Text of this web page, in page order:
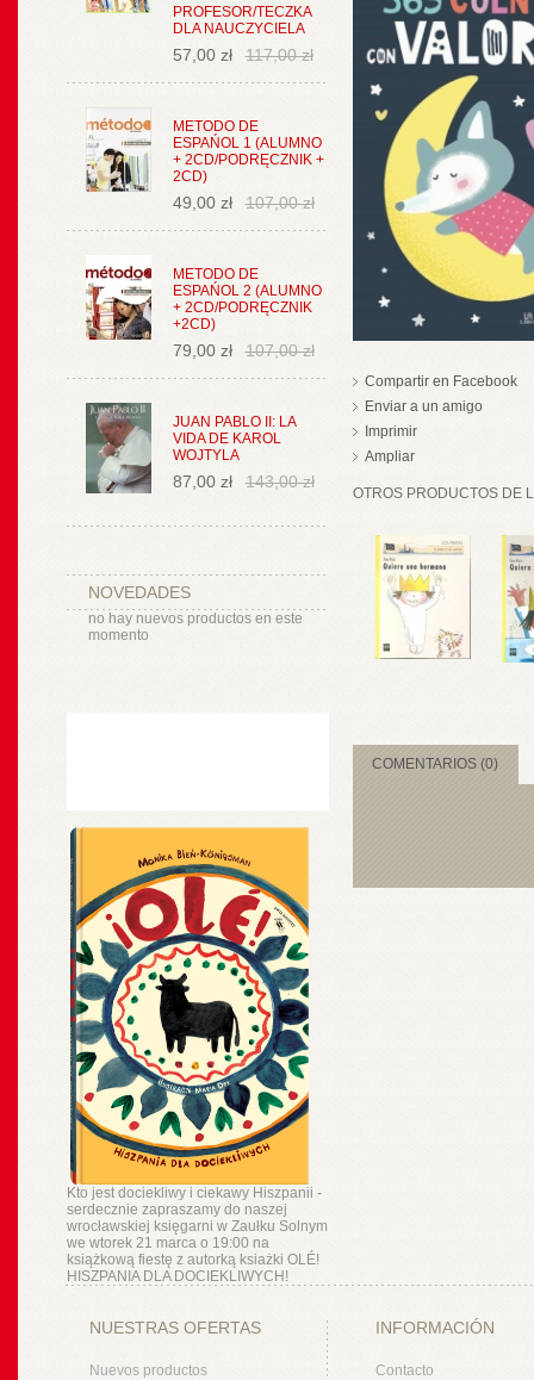
PROFESOR/TECZKA
DLA NAUCZYCIELA
57,00 zł 117,00 zł
METODO DE
ESPAŃOL 1 (ALUMNO
+ 2CD/PODRĘCZNIK +
2CD)
49,00 zł 107,00 zł
METODO DE
ESPAŃOL 2 (ALUMNO
+ 2CD/PODRĘCZNIK
+2CD)
79,00 zł 107,00 zł
JUAN PABLO II: LA
VIDA DE KAROL
WOJTYLA
87,00 zł 143,00 zł
NOVEDADES
no hay nuevos productos en este
momento
Kto jest dociekliwy i ciekawy Hiszpanii -
serdecznie zapraszamy do naszej
wrocławskiej księgarni w Zaułku Solnym
we wtorek 21 marca o 19:00 na
książkową fiestę z autorką ksiażki OLÉ!
HISZPANIA DLA DOCIEKLIWYCH!
Compartir en Facebook
Enviar a un amigo
Imprimir
Ampliar
OTROS PRODUCTOS DE
COMENTARIOS (0)
NUESTRAS OFERTAS
Nuevos productos
INFORMACIÓN
Contacto